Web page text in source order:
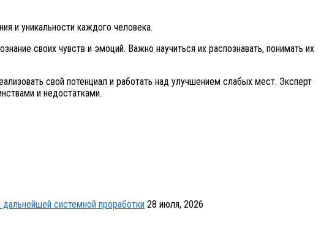
и уникальности каждого человека.
своих чувств и эмоций. Важно научиться их распознавать, понимать их
свой потенциал и работать над улучшением слабых мест. Эксперт
и недостатками.
системной проработки 28 июля, 2026